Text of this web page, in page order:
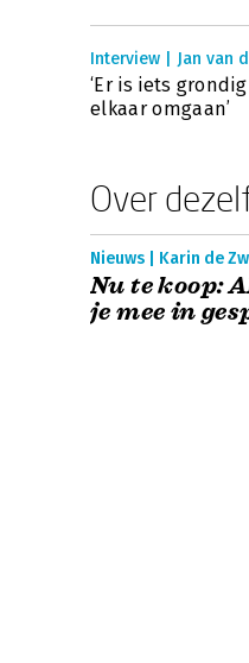
Interview | Jan van
‘Er is iets
elkaar omgaan’
Over
Nieuws | Karin de
Nu te koop:
je mee in